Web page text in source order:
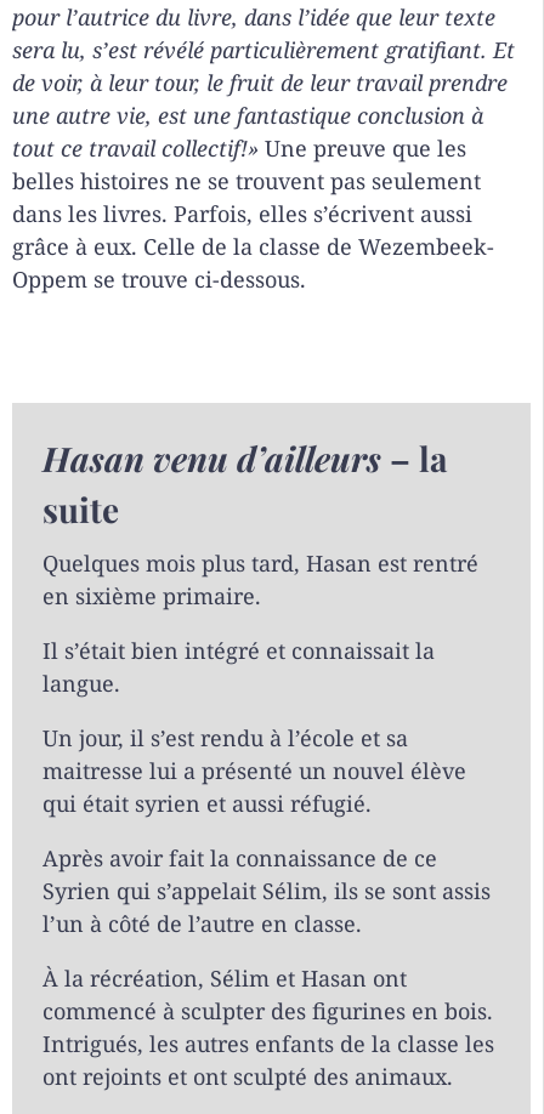
pour l’autrice du livre, dans l’idée que leur texte
sera lu, s’est révélé particulièrement gratifiant. Et
de voir, à leur tour, le fruit de leur travail prendre
une autre vie, est une fantastique conclusion à
tout ce travail collectif!» Une preuve que les
belles histoires ne se trouvent pas seulement
dans les livres. Parfois, elles s’écrivent aussi
grâce à eux. Celle de la classe de Wezembeek-
Oppem se trouve ci-dessous.
Hasan venu d’ailleurs – la
suite
Quelques mois plus tard, Hasan est rentré
en sixième primaire.
Il s’était bien intégré et connaissait la
langue.
Un jour, il s’est rendu à l’école et sa
maitresse lui a présenté un nouvel élève
qui était syrien et aussi réfugié.
Après avoir fait la connaissance de ce
Syrien qui s’appelait Sélim, ils se sont assis
l’un à côté de l’autre en classe.
À la récréation, Sélim et Hasan ont
commencé à sculpter des figurines en bois.
Intrigués, les autres enfants de la classe les
ont rejoints et ont sculpté des animaux.